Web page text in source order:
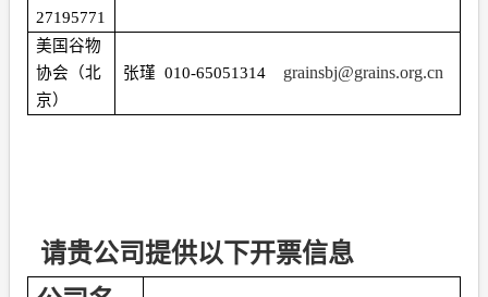
27195771
美国谷物
协会（北
京）
张瑾 010-65051314 grainsbj@grains.org.cn
请贵公司提供以下开票信息